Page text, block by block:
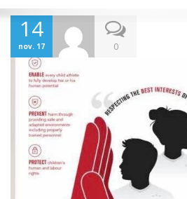
14
nov. 17 0